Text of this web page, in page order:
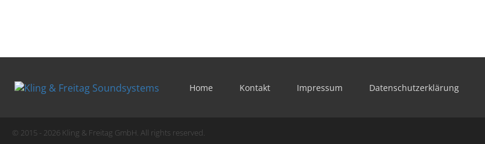
Home Kontakt Impressum Datenschutzerklärung
© 2015 - 2026 Kling & Freitag GmbH. All rights reserved.